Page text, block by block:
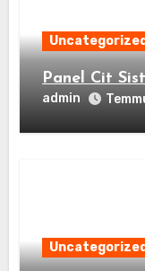
Uncategorized
Panel Cit
admin
Uncategorized